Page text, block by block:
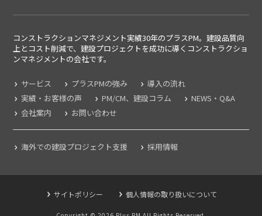
コンストラクションマネジメント実績30年のプラスPM。建設品質向
上とコスト削減で、建設プロジェクトを成功に導くコンストラクショ
ンマネジメントの会社です。
サービス プラスPMの強み
導入の流れ
実績・お客様の声
PM/CM、建設コラム
NEWS・Q&A
会社案内
お問い合わせ
海外での建設プロジェクト支援 採用情報
サイトポリシー 個人情報の取り扱いについて